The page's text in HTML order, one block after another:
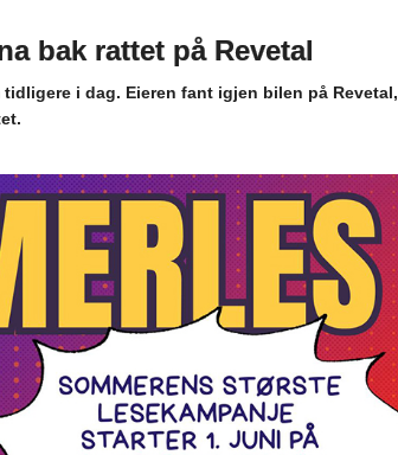
bak rattet på Revetal
i dag. Eieren fant igjen bilen på Revetal,